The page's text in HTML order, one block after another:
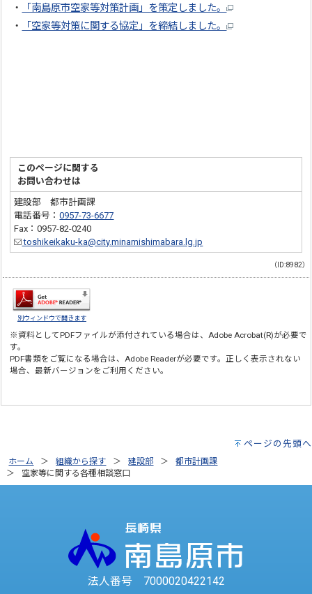
・
「南島原市空家等対策計画」を策定しました。
・
「空家等対策に関する協定」を締結しました。
このページに関する
お問い合わせは
建設部 都市計画課
電話番号：0957-73-6677
Fax：0957-82-0240
toshikeikaku-ka@city.minamishimabara.lg.jp
（ID:8982）
別ウィンドウで開きます
※資料としてPDFファイルが添付されている場合は、Adobe Acrobat(R)が必要で
す。
PDF書類をご覧になる場合は、Adobe Readerが必要です。正しく表示されない
場合、最新バージョンをご利用ください。
ページの先頭へ
ホーム 組織から探す 建設部
都市計画課
空家等に関する各種相談窓口
法人番号 7000020422142